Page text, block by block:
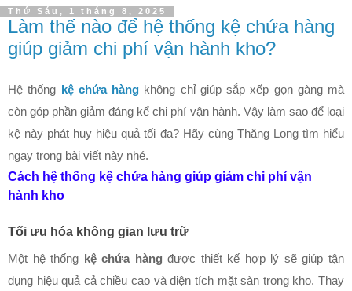
Thứ Sáu, 1 tháng 8, 2025
Làm thế nào để hệ thống kệ chứa hàng
giúp giảm chi phí vận hành kho?
Hệ thống kệ chứa hàng không chỉ giúp sắp xếp gọn gàng mà
còn góp phần giảm đáng kể chi phí vận hành. Vậy làm sao để loại
kệ này phát huy hiệu quả tối đa? Hãy cùng Thăng Long tìm hiểu
ngay trong bài viết này nhé.
Cách hệ thống kệ chứa hàng giúp giảm chi phí vận
hành kho
Tối ưu hóa không gian lưu trữ
Một hệ thống kệ chứa hàng được thiết kế hợp lý sẽ giúp tận
dụng hiệu quả cả chiều cao và diện tích mặt sàn trong kho. Thay